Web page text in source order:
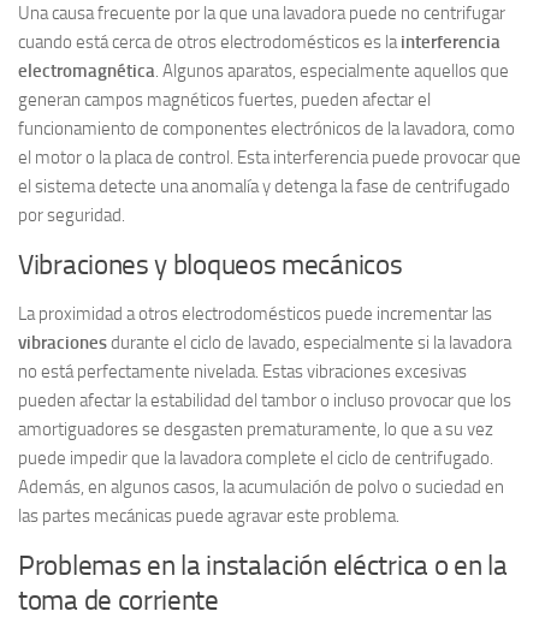
Una causa frecuente por la que una lavadora puede no centrifugar
cuando está cerca de otros electrodomésticos es lainterferencia
electromagnética. Algunos aparatos, especialmente aquellos que
generan campos magnéticos fuertes, pueden afectar el
funcionamiento de componentes electrónicos de la lavadora, como
el motor o la placa de control. Esta interferencia puede provocar que
el sistema detecte una anomalía y detenga la fase de centrifugado
por seguridad.
Vibraciones y bloqueos mecánicos
La proximidad a otros electrodomésticos puede incrementar las
vibracionesdurante el ciclo de lavado, especialmente si la lavadora
no está perfectamente nivelada. Estas vibraciones excesivas
pueden afectar la estabilidad del tambor o incluso provocar que los
amortiguadores se desgasten prematuramente, lo que a su vez
puede impedir que la lavadora complete el ciclo de centrifugado.
Además, en algunos casos, la acumulación de polvo o suciedad en
las partes mecánicas puede agravar este problema.
Problemas en la instalación eléctrica o en la
toma de corriente